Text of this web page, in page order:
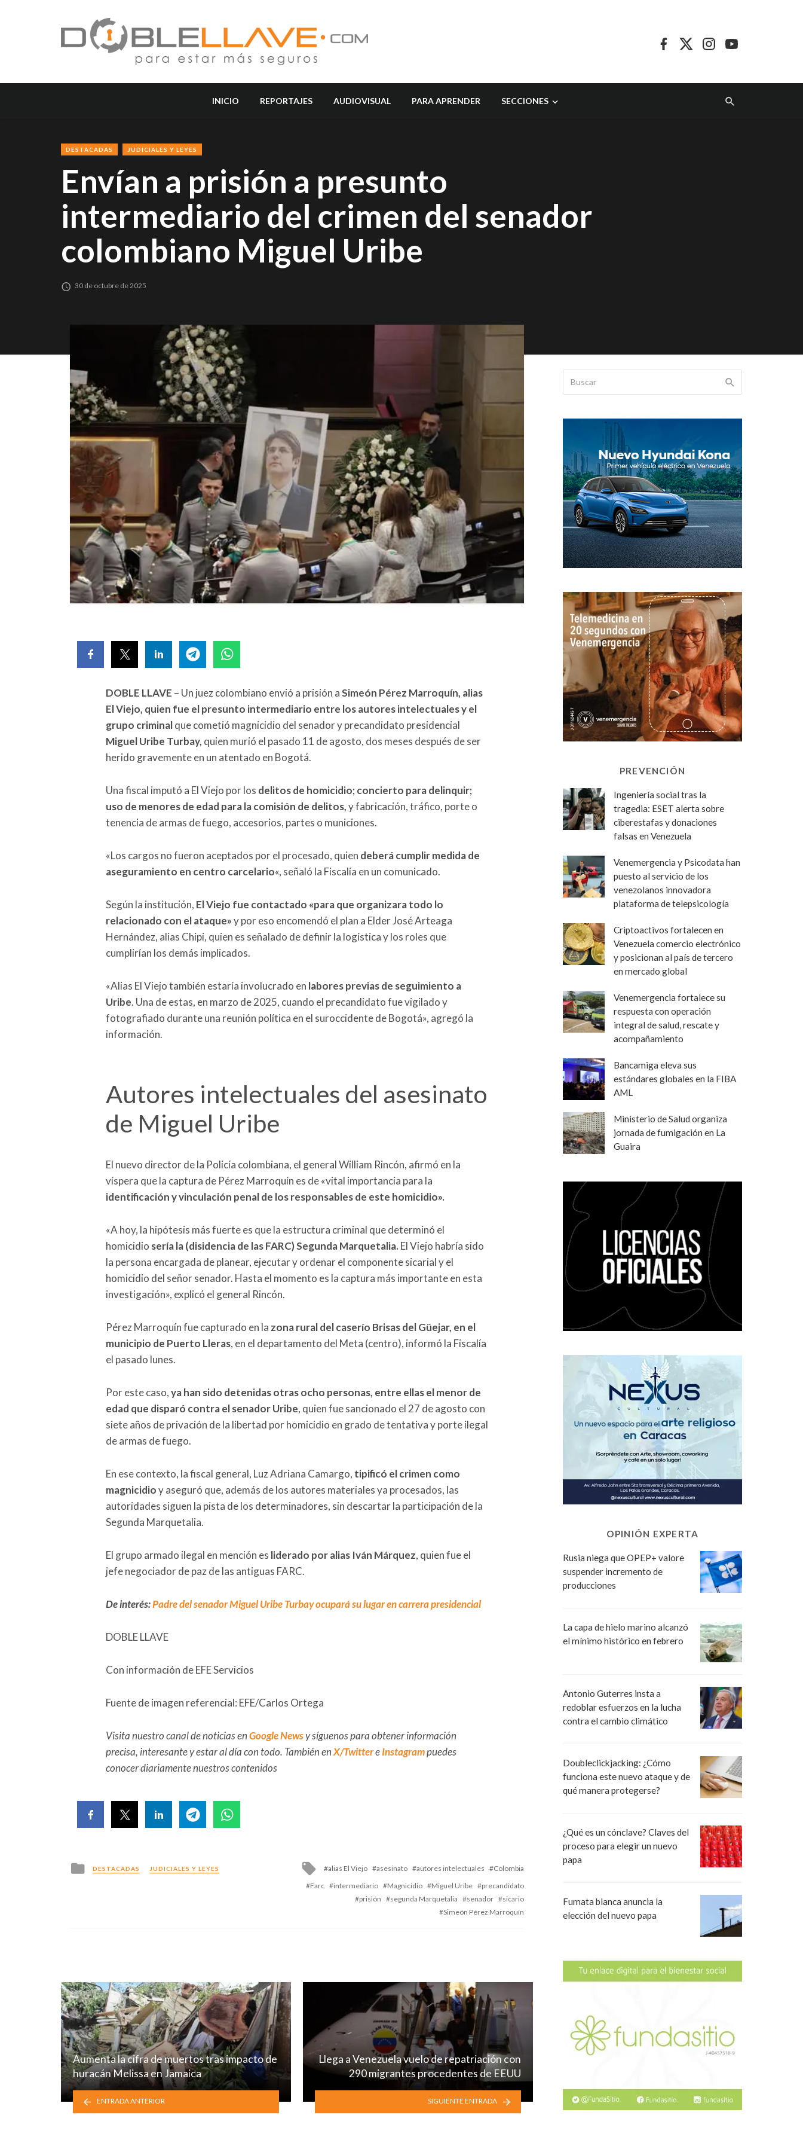
INICIO REPORTAJES AUDIOVISUAL PARA APRENDER SECCIONES
DESTACADAS JUDICIALES Y LEYES
Envían a prisión a presunto
intermediario del crimen del senador
colombiano Miguel Uribe
30 de octubre de 2025
DOBLE LLAVE – Un juez colombiano envió a prisión aSimeón Pérez Marroquín, alias
El Viejo, quien fue el presunto intermediario entre los autores intelectuales y el
grupo criminalque cometió magnicidio del senador y precandidato presidencial
Miguel Uribe Turbay, quien murió el pasado 11 de agosto, dos meses después de ser
herido gravemente en un atentado en Bogotá.
Una fiscal imputó a El Viejo por los delitos de homicidio; concierto para delinquir;
uso de menores de edad para la comisión de delitos,y fabricación, tráfico, porte o
tenencia de armas de fuego, accesorios, partes o municiones.
«Los cargos no fueron aceptados por el procesado, quien deberá cumplir medida de
aseguramiento en centro carcelario«, señaló la Fiscalía en un comunicado.
Según la institución, El Viejo fue contactado «para que organizara todo lo
relacionado con el ataque»y por eso encomendó el plan a Elder José Arteaga
Hernández, alias Chipi, quien es señalado de definir la logística y los roles que
cumplirían los demás implicados.
«Alias El Viejo también estaría involucrado en labores previas de seguimiento a
Uribe. Una de estas, en marzo de 2025, cuando el precandidato fue vigilado y
fotografiado durante una reunión política en el suroccidente de Bogotá», agregó la
información.
Autores intelectuales del asesinato
de Miguel Uribe
El nuevo director de la Policía colombiana, el general William Rincón, afirmó en la
víspera que la captura de Pérez Marroquín es de «vital importancia para la
identificación y vinculación penal de los responsables de este homicidio».
«A hoy, la hipótesis más fuerte es que la estructura criminal que determinó el
homicidio sería la (disidencia de las FARC) Segunda Marquetalia. El Viejo habría sido
la persona encargada de planear, ejecutar y ordenar el componente sicarial y el
homicidio del señor senador. Hasta el momento es la captura más importante en esta
investigación», explicó el general Rincón.
Pérez Marroquín fue capturado en la zona rural del caserío Brisas del Güejar, en el
municipio de Puerto Lleras, en el departamento del Meta (centro), informó la Fiscalía
el pasado lunes.
Por este caso,ya han sido detenidas otras ocho personas, entre ellas el menor de
edad que disparó contra el senador Uribe, quien fue sancionado el 27 de agosto con
siete años de privación de la libertad por homicidio en grado de tentativa y porte ilegal
de armas de fuego.
En ese contexto, la fiscal general, Luz Adriana Camargo, tipificó el crimen como
magnicidioy aseguró que, además de los autores materiales ya procesados, las
autoridades siguen la pista de los determinadores, sin descartar la participación de la
Segunda Marquetalia.
El grupo armado ilegal en mención es liderado por alias Iván Márquez, quien fue el
jefe negociador de paz de las antiguas FARC.
De interés:Padre del senador Miguel Uribe Turbay ocupará su lugar en carrera presidencial
DOBLE LLAVE
Con información de EFE Servicios
Fuente de imagen referencial: EFE/Carlos Ortega
Visita nuestro canal de noticias enGoogle Newsy síguenos para obtener información
precisa, interesante y estar al día con todo. También enX/TwittereInstagrampuedes
conocer diariamente nuestros contenidos
Posted
in
DESTACADAS JUDICIALES Y LEYES
Tagged
alias El Viejo asesinato autores intelectuales
Colombia
Farc
intermediario Magnicidio Miguel Uribe
precandidato
prisión
segunda Marquetalia senador
sicario
Simeón Pérez Marroquín
Aumenta la cifra de muertos tras impacto de
huracán Melissa en Jamaica
ENTRADA ANTERIOR
Llega a Venezuela vuelo de repatriación con
290 migrantes procedentes de EEUU
SIGUIENTE ENTRADA
PREVENCIÓN
Ingeniería social tras la
tragedia: ESET alerta sobre
ciberestafas y donaciones
falsas en Venezuela
Venemergencia y Psicodata han
puesto al servicio de los
venezolanos innovadora
plataforma de telepsicología
Criptoactivos fortalecen en
Venezuela comercio electrónico
y posicionan al país de tercero
en mercado global
Venemergencia fortalece su
respuesta con operación
integral de salud, rescate y
acompañamiento
Bancamiga eleva sus
estándares globales en la FIBA
AML
Ministerio de Salud organiza
jornada de fumigación en La
Guaira
OPINIÓN EXPERTA
Rusia niega que OPEP+ valore
suspender incremento de
producciones
La capa de hielo marino alcanzó
el mínimo histórico en febrero
Antonio Guterres insta a
redoblar esfuerzos en la lucha
contra el cambio climático
Doubleclickjacking: ¿Cómo
funciona este nuevo ataque y de
qué manera protegerse?
¿Qué es un cónclave? Claves del
proceso para elegir un nuevo
papa
Fumata blanca anuncia la
elección del nuevo papa